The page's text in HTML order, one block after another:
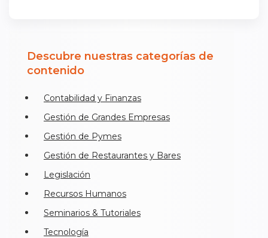
Descubre nuestras categorías de
contenido
Contabilidad y Finanzas
Gestión de Grandes Empresas
Gestión de Pymes
Gestión de Restaurantes y Bares
Legislación
Recursos Humanos
Seminarios & Tutoriales
Tecnología